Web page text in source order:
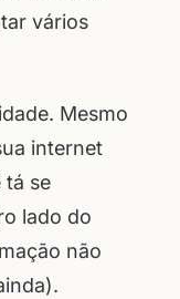
vários
Mesmo
internet
tá se
lado do
não